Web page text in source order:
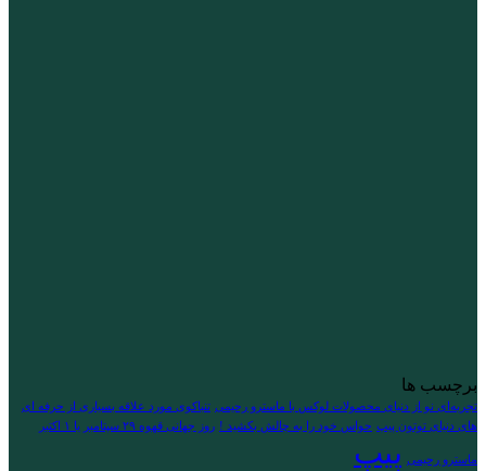
برچسب ها
تجربه‌ای نو از دنیای محصولات لوکس با ماسترو رحیمی تنباکوی مورد علاقه بسیاری از حرفه ای
های دنیای توتون پیپ حواس خود را به چالش بکشید ! روز جهانی قهوه ۲۹ سپتامبر یا ۱ اکتبر
ماسترو رحیمی پیپ